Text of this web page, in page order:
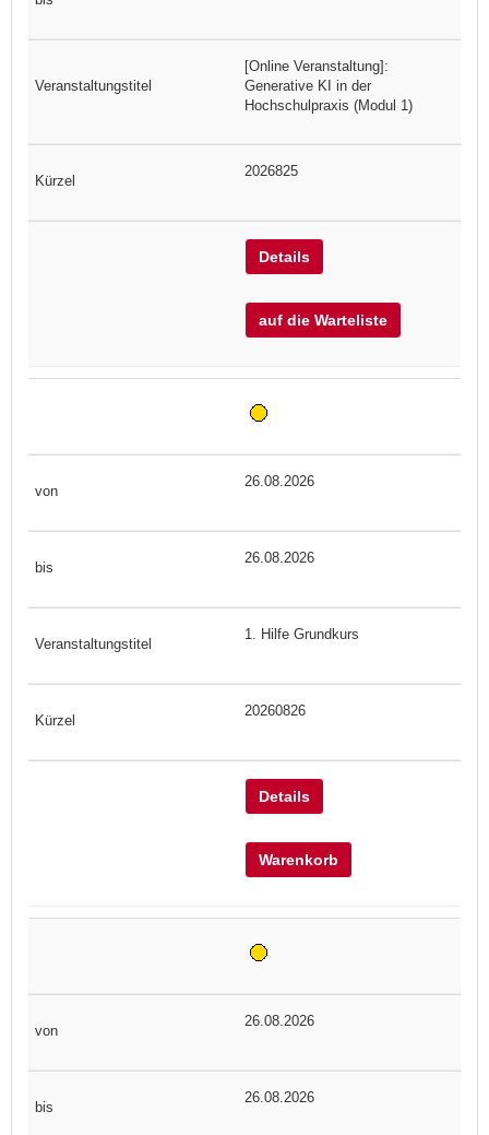
[Online Veranstaltung]:
Generative KI in der
Hochschulpraxis (Modul 1)
2026825
Details
auf die Warteliste
26.08.2026
26.08.2026
1. Hilfe Grundkurs
20260826
Details
Warenkorb
26.08.2026
26.08.2026